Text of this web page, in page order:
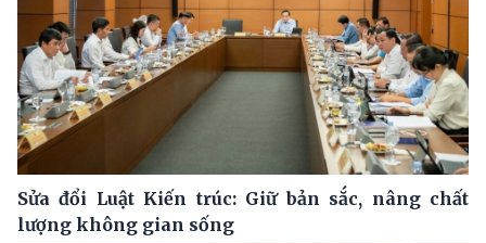
Sửa đổi Luật Kiến trúc: Giữ bản sắc, nâng chất
lượng không gian sống